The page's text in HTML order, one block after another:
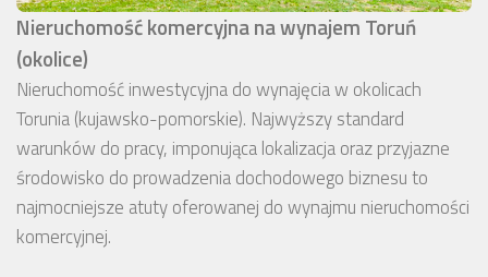
Nieruchomość komercyjna na wynajem Toruń
(okolice)
Nieruchomość inwestycyjna do wynajęcia w okolicach
Torunia (kujawsko-pomorskie). Najwyższy standard
warunków do pracy, imponująca lokalizacja oraz przyjazne
środowisko do prowadzenia dochodowego biznesu to
najmocniejsze atuty oferowanej do wynajmu nieruchomości
komercyjnej.